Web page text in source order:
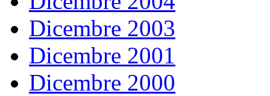
Dicembre 2003
Dicembre 2001
Dicembre 2000